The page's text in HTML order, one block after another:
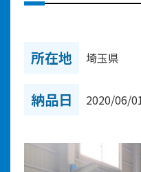
所在地 埼玉県
納品日 2020/06/